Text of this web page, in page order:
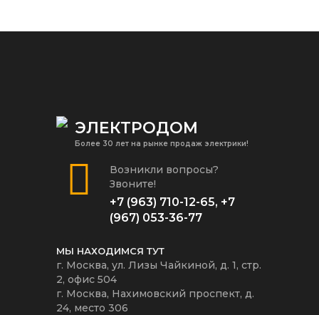
ЭЛЕКТРОДОМ
Более 30 лет на рынке продаж электрики!
Возникли вопросы?
Звоните!
+7 (963) 710-12-65, +7
(967) 053-36-77
МЫ НАХОДИМСЯ ТУТ
г. Москва, ул. Лизы Чайкиной, д. 1, стр.
2, офис 504
г. Москва, Нахимовский проспект, д.
24, место 306